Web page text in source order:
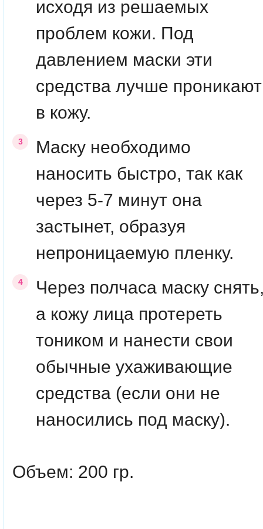
исходя из решаемых
проблем кожи. Под
давлением маски эти
средства лучше проникают
в кожу.
Маску необходимо
наносить быстро, так как
через 5-7 минут она
застынет, образуя
непроницаемую пленку.
Через полчаса маску
а кожу лица протереть
тоником и нанести свои
обычные ухаживающие
средства (если они не
наносились под маску).
Объем: 200 гр.